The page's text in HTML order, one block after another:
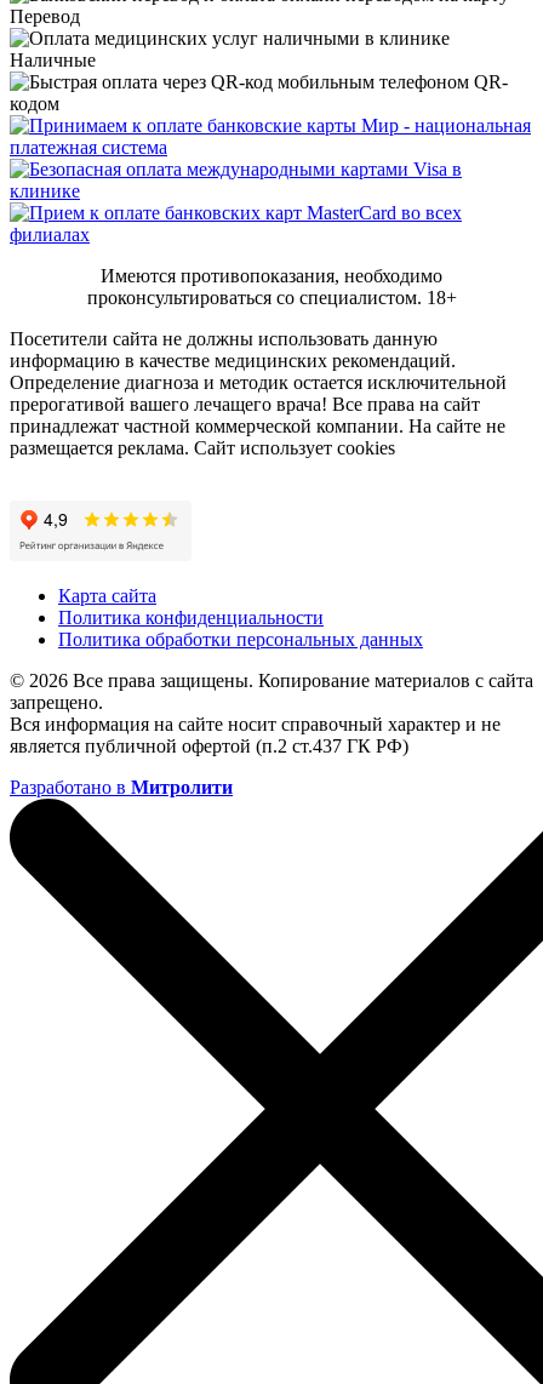
Перевод
Наличные
QR-
кодом
Имеются противопоказания, необходимо
проконсультироваться со специалистом. 18+
Посетители сайта не должны использовать данную
информацию в качестве медицинских рекомендаций.
Определение диагноза и методик остается исключительной
прерогативой вашего лечащего врача! Все права на сайт
принадлежат частной коммерческой компании. На сайте не
размещается реклама. Сайт использует cookies
Карта сайта
Политика конфиденциальности
Политика обработки персональных данных
© 2026 Все права защищены. Копирование материалов с сайта
запрещено.
Вся информация на сайте носит справочный характер и не
является публичной офертой (п.2 ст.437 ГК РФ)
Разработано в Митролити